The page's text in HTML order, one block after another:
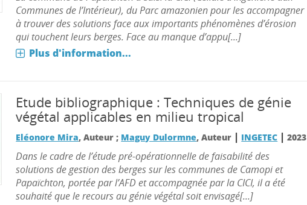
Communes de l’Intérieur), du Parc amazonien pour les accompagner
à trouver des solutions face aux importants phénomènes d’érosion
qui touchent leurs berges. Face au manque d’appu[...]
Plus d'information...
Etude bibliographique : Techniques de génie
végétal applicables en milieu tropical
Eléonore Mira, Auteur ; Maguy Dulormne, Auteur | INGETEC |2023
Dans le cadre de l’étude pré-opérationnelle de faisabilité des
solutions de gestion des berges sur les communes de Camopi et
Papaïchton, portée par l’AFD et accompagnée par la CICI, il a été
souhaité que le recours au génie végétal soit envisagé[...]